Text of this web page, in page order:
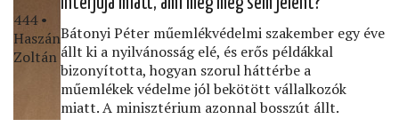
444 •
Haszán
Zoltán
Bátonyi Péter műemlékvédelmi szakember egy éve
állt ki a nyilvánosság elé, és erős példákkal
bizonyította, hogyan szorul háttérbe a
műemlékek védelme jól bekötött vállalkozók
miatt. A minisztérium azonnal bosszút állt.